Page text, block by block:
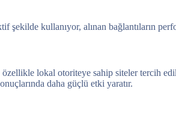
şekilde kullanıyor, alınan bağlantıların
özellikle lokal otoriteye sahip siteler tercih
daha güçlü etki yaratır.